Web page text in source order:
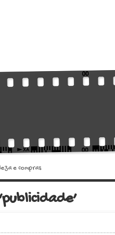
e compras